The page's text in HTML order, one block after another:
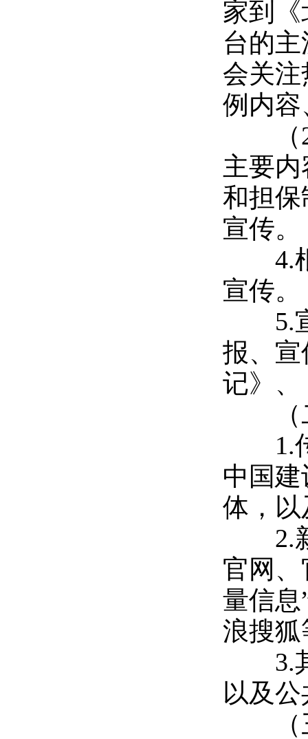
家到
台的
会关
例内
（
主要
和担
宣传。
4.
宣传。
5.
报、
记》、
（二
1.
中国
体，
2.
官网、
量信息
浪搜
3.
以及
（三